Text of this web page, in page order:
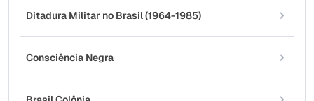
Ditadura Militar no Brasil (1964-1985)
Consciência Negra